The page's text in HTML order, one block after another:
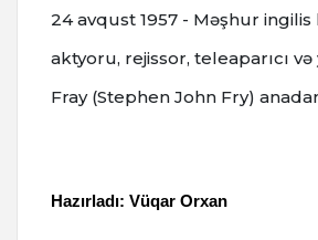
24 avqust 1957 - Məşhur
aktyoru, rejissor, teleaparıcı və
Fray (Stephen John Fry)
Hazırladı: Vüqar Orxan